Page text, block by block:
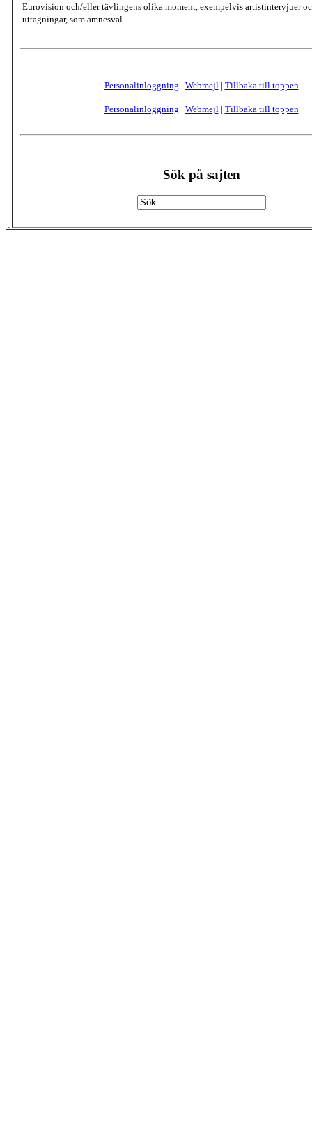
Eurovision och/eller tävlingens olika moment, exempelvis artistintervjuer
uttagningar, som ämnesval.
Personalinloggning | Webmejl | Tillbaka till toppen
Personalinloggning | Webmejl | Tillbaka till toppen
Sök på sajten